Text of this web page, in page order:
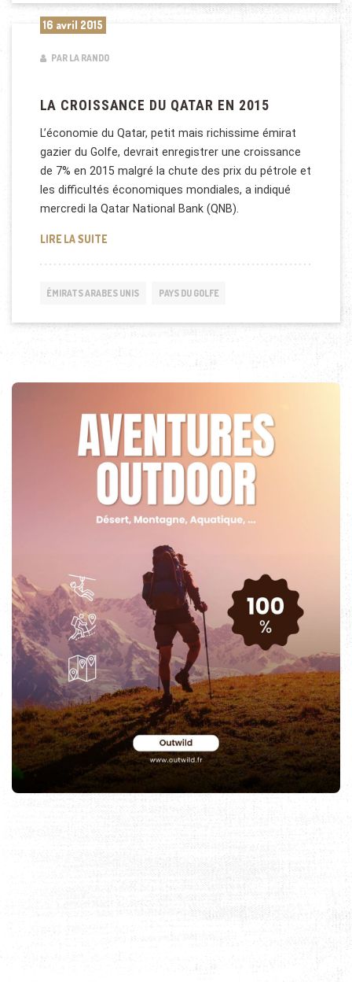
16 avril 2015
PAR LA RANDO
LA CROISSANCE DU QATAR EN 2015
L’économie du Qatar, petit mais richissime émirat
gazier du Golfe, devrait enregistrer une croissance
de 7% en 2015 malgré la chute des prix du pétrole et
les difficultés économiques mondiales, a indiqué
mercredi la Qatar National Bank (QNB).
LIRE LA SUITELA CROISSANCE DU QATAR EN 2015
ÉMIRATS ARABES UNIS PAYS DU GOLFE